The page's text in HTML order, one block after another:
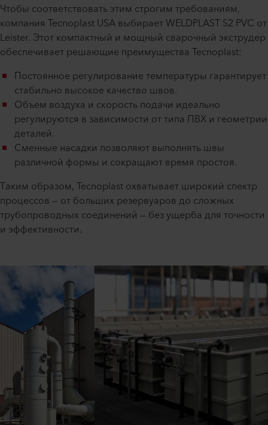
Чтобы соответствовать этим строгим требованиям,
компания Tecnoplast USA выбирает WELDPLAST S2 PVC от
Leister. Этот компактный и мощный сварочный экструдер
обеспечивает решающие преимущества Tecnoplast:
Постоянное регулирование температуры гарантирует
стабильно высокое качество швов.
Объем воздуха и скорость подачи идеально
регулируются в зависимости от типа ПВХ и геометрии
деталей.
Сменные насадки позволяют выполнять швы
различной формы и сокращают время простоя.
Таким образом, Tecnoplast охватывает широкий спектр
процессов — от больших резервуаров до сложных
трубопроводных соединений — без ущерба для точности
и эффективности.